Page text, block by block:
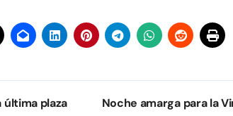
última plaza
Noche amarga para la